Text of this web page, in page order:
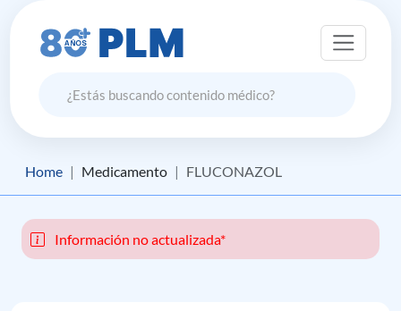
Home Medicamento FLUCONAZOL
Información no actualizada*